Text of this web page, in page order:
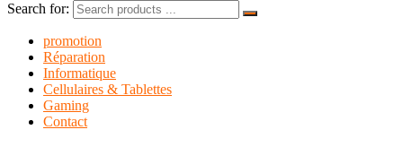
Search for:
promotion
Réparation
Informatique
Cellulaires & Tablettes
Gaming
Contact